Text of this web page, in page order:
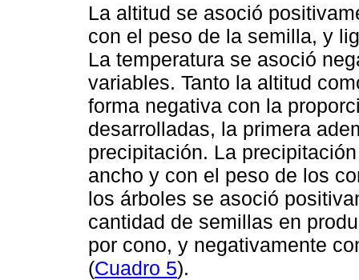
La altitud se asoció
con el peso de la semilla, y
La temperatura se asoció
variables. Tanto la altitud
forma negativa con la
desarrolladas, la primera
precipitación. La
ancho y con el peso de los
los árboles se asoció
cantidad de semillas en
por cono, y negativamente
(Cuadro 5).